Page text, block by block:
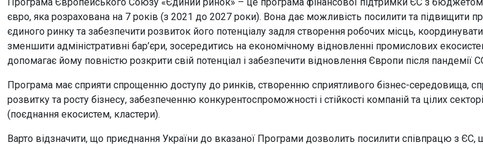
євро, яка розрахована на 7 років (з 2021 до 2027 роки). Вона дає можливість посилити та підвищити
єдиного ринку та забезпечити розвиток його потенціалу задля створення робочих місць,
зменшити адміністративні бар’єри, зосередитись на економічному відновленні промислових
допомагає йому повністю розкрити свій потенціал і забезпечити відновлення Європи після пандемії
Програма має сприяти спрощенню доступу до ринків, створенню сприятливого бізнес-середовища,
розвитку та росту бізнесу, забезпеченню конкурентоспроможності і стійкості компаній та цілих
(поєднання екосистем, кластери).
Варто відзначити, що приєднання України до вказаної Програми дозволить посилити співпрацю з ЄС,